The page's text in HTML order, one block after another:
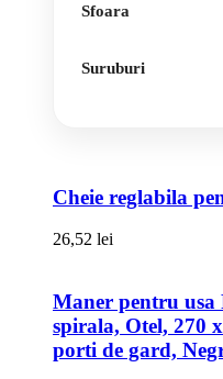
Sfoara
Suruburi
Cheie reglabila
26,52 lei
Maner pentru
spirala, Otel, 270
porti de gard,